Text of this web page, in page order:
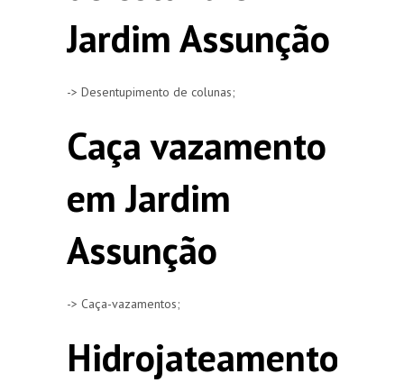
Jardim Assunção
-> Desentupimento de colunas;
Caça vazamento
em Jardim
Assunção
-> Caça-vazamentos;
Hidrojateamento